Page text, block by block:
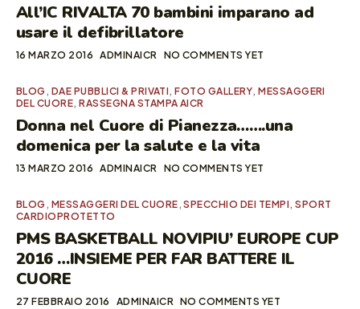
All’IC RIVALTA 70 bambini imparano ad
usare il defibrillatore
16 MARZO 2016 ADMINAICR NO COMMENTS YET
BLOG , DAE PUBBLICI & PRIVATI,FOTO GALLERY,MESSAGGERI
DEL CUORE,RASSEGNA STAMPA AICR
Donna nel Cuore di Pianezza…….una
domenica per la salute e la vita
13 MARZO 2016 ADMINAICR NO COMMENTS YET
BLOG , MESSAGGERI DEL CUORE ,SPECCHIO DEI TEMPI,SPORT
CARDIOPROTETTO
PMS BASKETBALL NOVIPIU’ EUROPE CUP
2016 …INSIEME PER FAR BATTERE IL
CUORE
27 FEBBRAIO 2016 ADMINAICR NO COMMENTS YET